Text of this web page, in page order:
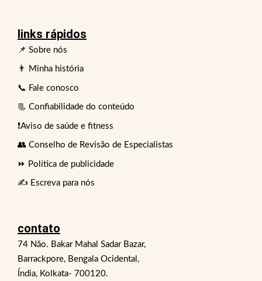
links rápidos
📌 Sobre nós
👨 Minha história
📞 Fale conosco
📃 Confiabilidade do conteúdo
❗Aviso de saúde e fitness
👥 Conselho de Revisão de Especialistas
⏩ Política de publicidade
✍️ Escreva para nós
contato
74 Não. Bakar Mahal Sadar Bazar,
Barrackpore, Bengala Ocidental,
Índia, Kolkata- 700120.